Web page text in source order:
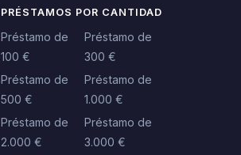
PRÉSTAMOS POR CANTIDAD
Préstamo de
100 €
Préstamo de
300 €
Préstamo de
500 €
Préstamo de
1.000 €
Préstamo de
2.000 €
Préstamo de
3.000 €